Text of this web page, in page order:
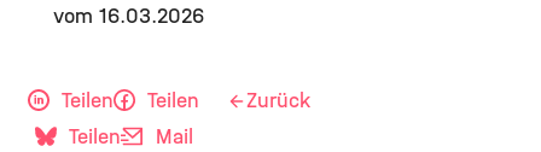
vom 16.03.2026
Teilen
Teilen
Teilen
Mail
Zurück